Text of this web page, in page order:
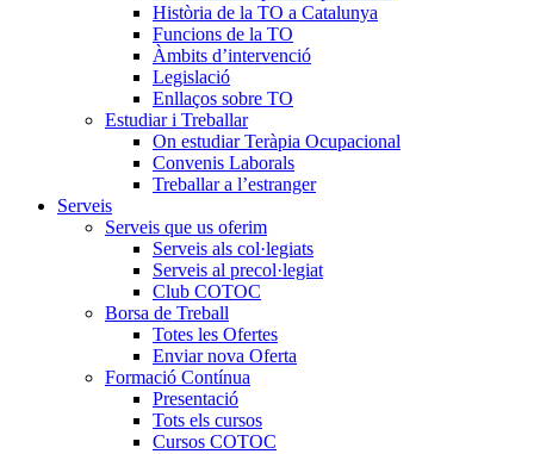
Història de la TO a Catalunya
Funcions de la TO
Àmbits d’intervenció
Legislació
Enllaços sobre TO
Estudiar i Treballar
On estudiar Teràpia Ocupacional
Convenis Laborals
Treballar a l’estranger
Serveis
Serveis que us oferim
Serveis als col·legiats
Serveis al precol·legiat
Club COTOC
Borsa de Treball
Totes les Ofertes
Enviar nova Oferta
Formació Contínua
Presentació
Tots els cursos
Cursos COTOC